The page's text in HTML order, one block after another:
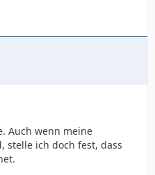
Auch wenn meine
stelle ich doch fest, dass